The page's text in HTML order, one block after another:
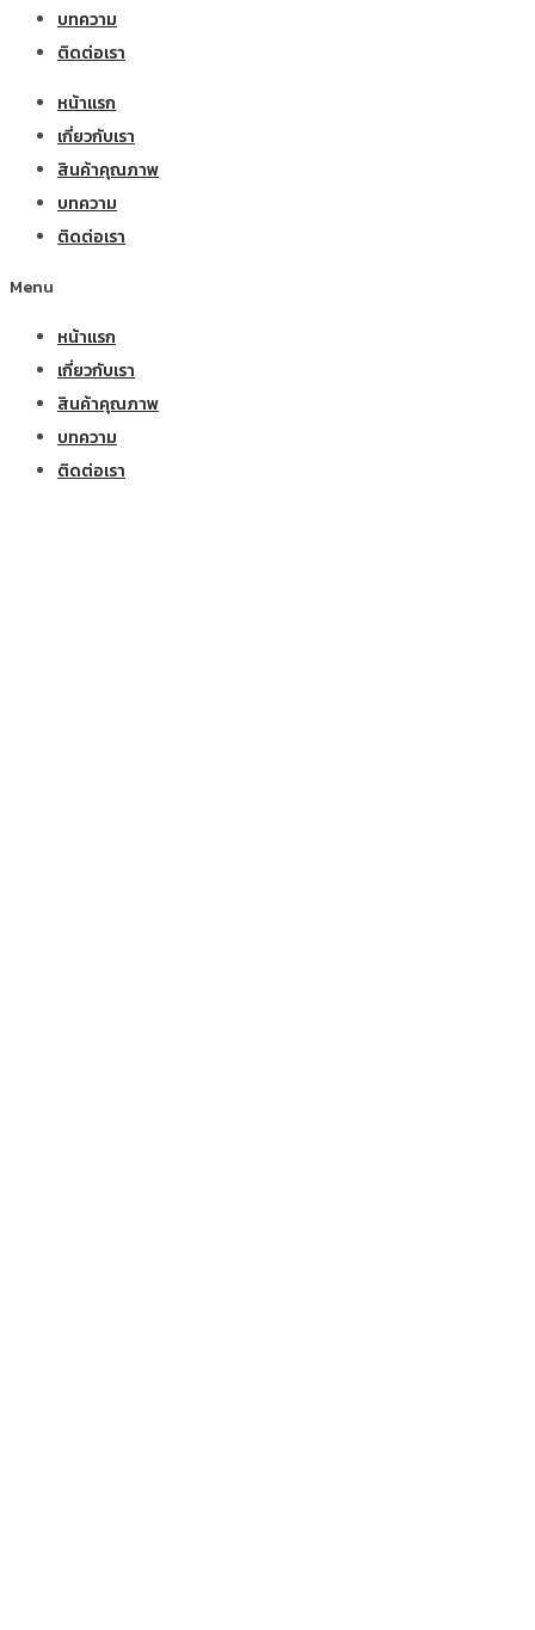
บทความ
ติดต่อเรา
หน้าแรก
เกี่ยวกับเรา
สินค้าคุณภาพ
บทความ
ติดต่อเรา
Menu
หน้าแรก
เกี่ยวกับเรา
สินค้าคุณภาพ
บทความ
ติดต่อเรา